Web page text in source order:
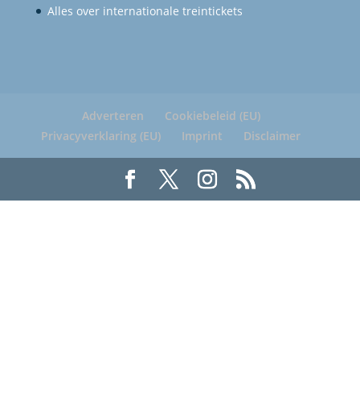
Alles over internationale treintickets
Adverteren
Cookiebeleid (EU)
Privacyverklaring (EU)
Imprint Disclaimer